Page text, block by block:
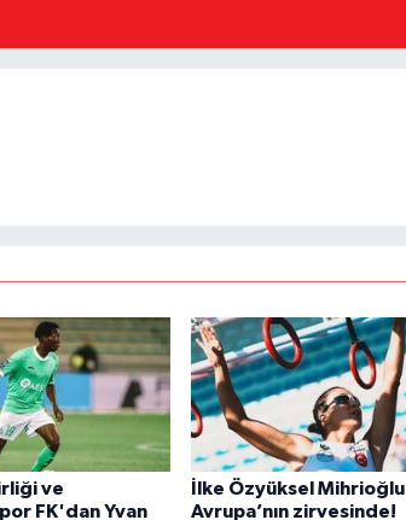
ve
FK'dan Yvan
İlke Özyüksel Mihrioğlu
Avrupa’nın zirvesinde!